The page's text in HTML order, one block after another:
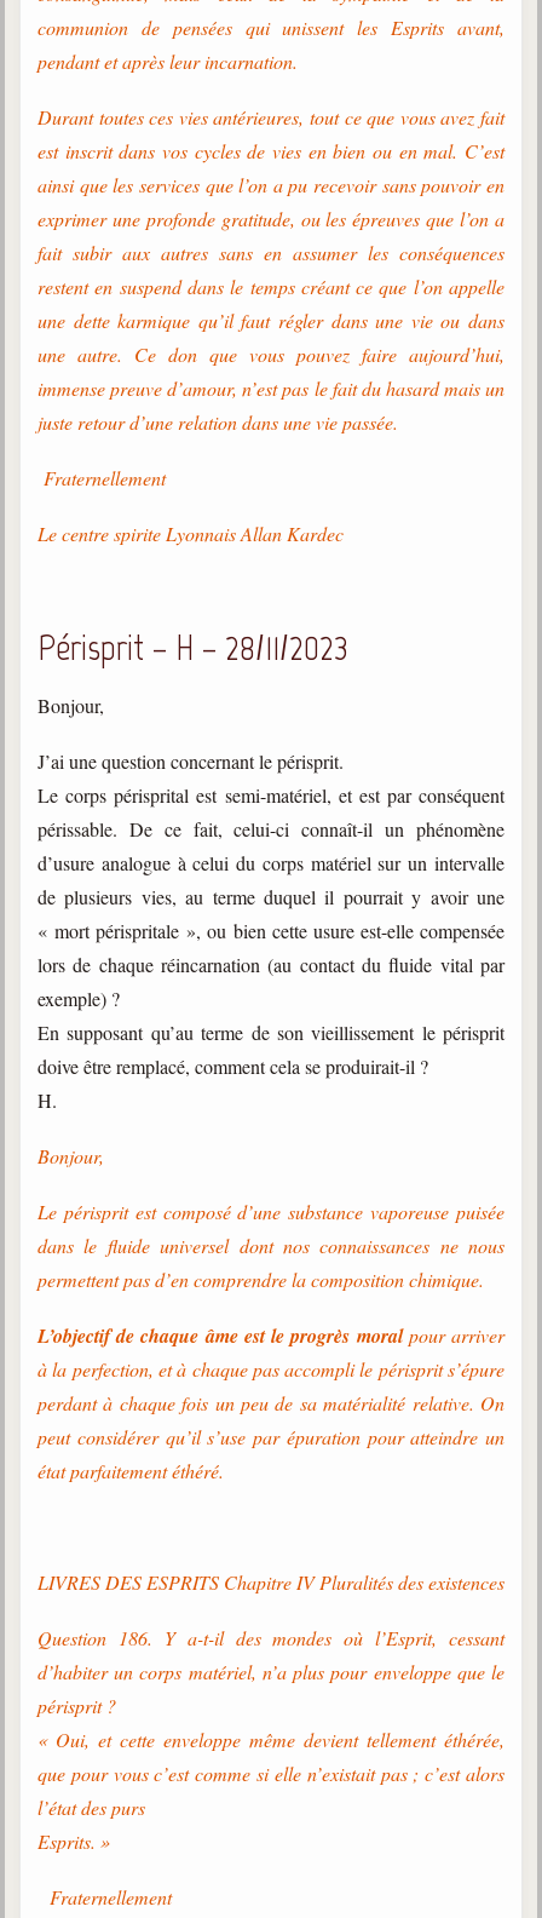
communion de pensées qui unissent les Esprits avant,
pendant et après leur incarnation.
Durant toutes ces vies antérieures, tout ce que vous avez fait
est inscrit dans vos cycles de vies en bien ou en mal. C’est
ainsi que les services que l’on a pu recevoir sans pouvoir en
exprimer une profonde gratitude, ou les épreuves que l’on a
fait subir aux autres sans en assumer les conséquences
restent en suspend dans le temps créant ce que l’on appelle
une dette karmique qu’il faut régler dans une vie ou dans
une autre. Ce don que vous pouvez faire aujourd’hui,
immense preuve d’amour, n’est pas le fait du hasard mais un
juste retour d’une relation dans une vie passée.
Fraternellement
Le centre spirite Lyonnais Allan Kardec
Périsprit – H – 28/11/2023
Bonjour,
J’ai une question concernant le périsprit.
Le corps périsprital est semi-matériel, et est par conséquent
périssable. De ce fait, celui-ci connaît-il un phénomène
d’usure analogue à celui du corps matériel sur un intervalle
de plusieurs vies, au terme duquel il pourrait y avoir une
« mort périspritale », ou bien cette usure est-elle compensée
lors de chaque réincarnation (au contact du fluide vital par
exemple) ?
En supposant qu’au terme de son vieillissement le périsprit
doive être remplacé, comment cela se produirait-il ?
H.
Bonjour,
Le périsprit est composé d’une substance vaporeuse puisée
dans le fluide universel dont nos connaissances ne nous
permettent pas d’en comprendre la composition chimique.
L’objectif de chaque âme est le progrès moralpour arriver
à la perfection, et à chaque pas accompli le périsprit s’épure
perdant à chaque fois un peu de sa matérialité relative. On
peut considérer qu’il s’use par épuration pour atteindre un
état parfaitement éthéré.
LIVRES DES ESPRITS Chapitre IV Pluralités des existences
Question 186. Y a-t-il des mondes où l’Esprit, cessant
d’habiter un corps matériel, n’a plus pour enveloppe que le
périsprit ?
« Oui, et cette enveloppe même devient tellement éthérée,
que pour vous c’est comme si elle n’existait pas ; c’est alors
l’état des purs
Esprits. »
Fraternellement